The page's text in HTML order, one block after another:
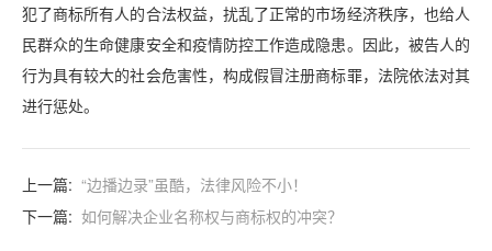
犯了商标所有人的合法权益，扰乱了正常的市场经济秩序，也给人
民群众的生命健康安全和疫情防控工作造成隐患。因此，被告人的
行为具有较大的社会危害性，构成假冒注册商标罪，法院依法对其
进行惩处。
上一篇: “边播边录”虽酷，法律风险不小！
下一篇: 如何解决企业名称权与商标权的冲突？